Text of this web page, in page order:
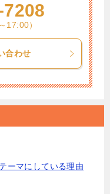
17:00）
合わせ
ーマにしている理由